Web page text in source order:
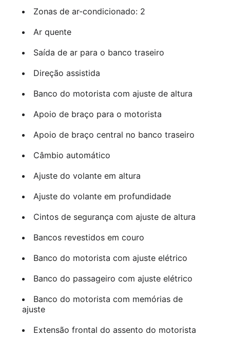
Zonas de ar-condicionado: 2
Ar quente
Saída de ar para o banco traseiro
Direção assistida
Banco do motorista com ajuste de altura
Apoio de braço para o motorista
Apoio de braço central no banco traseiro
Câmbio automático
Ajuste do volante em altura
Ajuste do volante em profundidade
Cintos de segurança com ajuste de altura
Bancos revestidos em couro
Banco do motorista com ajuste elétrico
Banco do passageiro com ajuste elétrico
Banco do motorista com memórias de
ajuste
Extensão frontal do assento do motorista